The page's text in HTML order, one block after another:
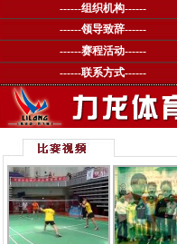
------组织机构------
------领导致辞------
------赛程活动------
------联系方式------